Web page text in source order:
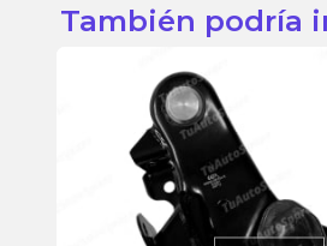
También podría